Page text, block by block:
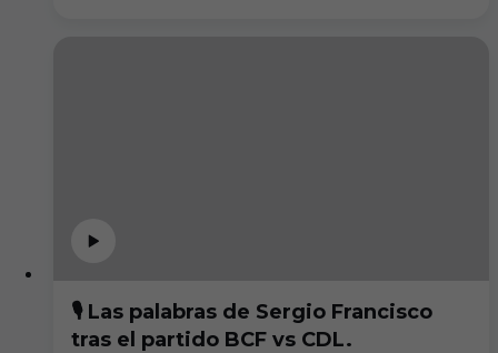
🎙️ Las palabras de Sergio Francisco
tras el partido BCF vs CDL.